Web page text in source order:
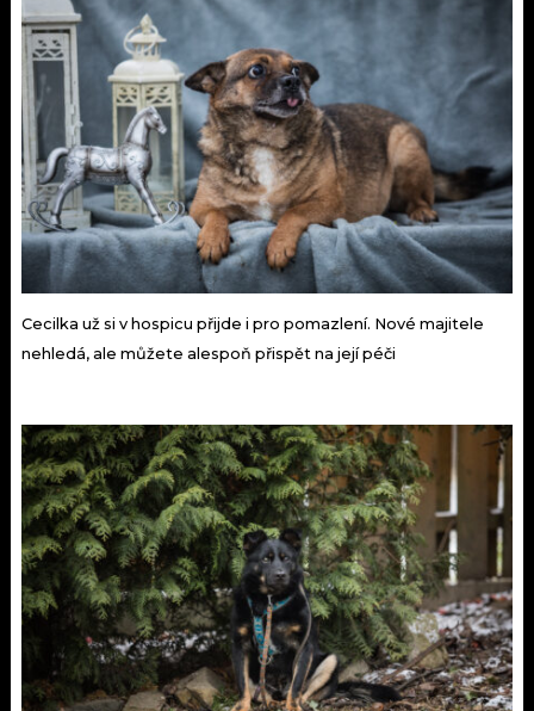
Cecilka už si v hospicu přijde i pro pomazlení. Nové majitele
nehledá, ale můžete alespoň přispět na její péči